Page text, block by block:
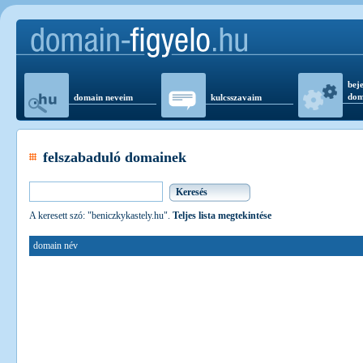
domain neveim kulcsszavaim
felszabaduló domainek
A keresett szó: "beniczkykastely.hu". Teljes lista megtekintése
domain név